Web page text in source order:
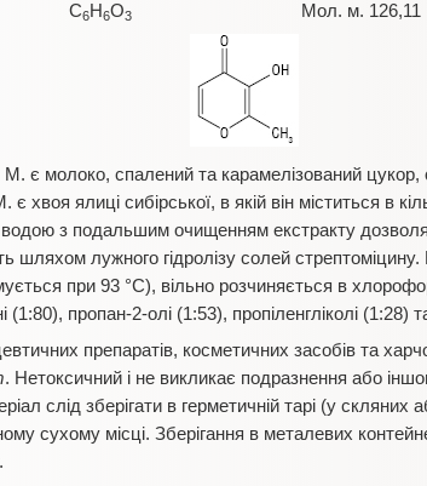
C6H6O3Мол. м. 126,11
є молоко, спалений та карамелізований цукор,
хвоя ялиці сибірської, в якій він міститься в
з подальшим очищенням екстракту
шляхом лужного гідролізу солей
при 93 °C), вільно розчиняється в
(1:80), пропан-2-олі (1:53), пропіленгліколі (1:28)
препаратів, косметичних засобів та
. Нетоксичний і не викликає подразнення або
слід зберігати в герметичній тарі (у скляних
сухому місці. Зберігання в металевих